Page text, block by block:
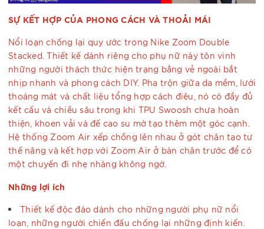
SỰ KẾT HỢP CỦA PHONG CÁCH VÀ THOẢI MÁI
Nổi loạn chống lại quy ước trong Nike Zoom Double
Stacked. Thiết kế dành riêng cho phụ nữ này tôn vinh
những người thách thức hiện trạng bằng vẻ ngoài bắt
nhịp nhanh và phong cách DIY. Pha trộn giữa da mềm, lưới
thoáng mát và chất liệu tổng hợp cách điệu, nó có đầy đủ
kết cấu và chiều sâu trong khi TPU Swoosh chưa hoàn
thiện, khoen vải và đế cao su mờ tạo thêm một góc cạnh.
Hệ thống Zoom Air xếp chồng lên nhau ở gót chân tạo tư
thế nâng và kết hợp với Zoom Air ở bàn chân trước để có
một chuyến đi nhẹ nhàng không ngờ.
Những lợi ích
Thiết kế độc đáo dành cho những người phụ nữ nổi
loạn, những người chiến đấu chống lại những định kiến.